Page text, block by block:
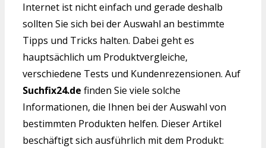
Internet ist nicht einfach und gerade deshalb
sollten Sie sich bei der Auswahl an bestimmte
Tipps und Tricks halten. Dabei geht es
hauptsächlich um Produktvergleiche,
verschiedene Tests und Kundenrezensionen. Auf
Suchfix24.de finden Sie viele solche
Informationen, die Ihnen bei der Auswahl von
bestimmten Produkten helfen. Dieser Artikel
beschäftigt sich ausführlich mit dem Produkt: